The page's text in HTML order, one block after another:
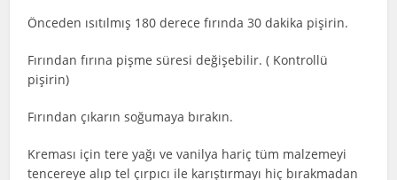
Önceden ısıtılmış 180 derece fırında 30 dakika pişirin.
Fırından fırına pişme süresi değişebilir. ( Kontrollü
pişirin)
Fırından çıkarın soğumaya bırakın.
Kreması için tere yağı ve vanilya hariç tüm malzemeyi
tencereye alıp tel çırpıcı ile karıştırmayı hiç bırakmadan